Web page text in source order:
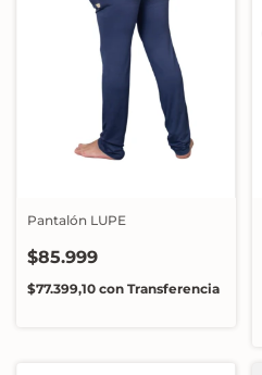
Pantalón LUPE
$85.999
$77.399,10 con Transferencia